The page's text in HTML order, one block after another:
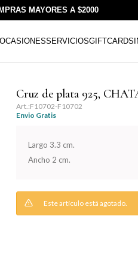
MAYORES A $2000
OCASIONESSERVICIOSGIFTCARDS
Cruz de plata 925,
F10702-F10702
Envio Gratis
Largo 3.3 cm.
Ancho 2 cm.
Este artículo está agotado.